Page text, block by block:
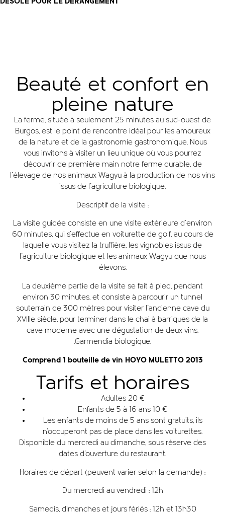
Beauté et confort en
pleine nature
La ferme, située à seulement 25 minutes au sud-ouest de
Burgos, est le point de rencontre idéal pour les amoureux
de la nature et de la gastronomie gastronomique. Nous
vous invitons à visiter un lieu unique où vous pourrez
découvrir de première main notre ferme durable, de
l'élevage de nos animaux Wagyu à la production de nos vins
issus de l'agriculture biologique.
Descriptif de la visite :
La visite guidée consiste en une visite extérieure d'environ
60 minutes, qui s'effectue en voiturette de golf, au cours de
laquelle vous visitez la truffière, les vignobles issus de
l'agriculture biologique et les animaux Wagyu que nous
élevons.
La deuxième partie de la visite se fait à pied, pendant
environ 30 minutes, et consiste à parcourir un tunnel
souterrain de 300 mètres pour visiter l'ancienne cave du
XVIIIe siècle, pour terminer dans le chai à barriques de la
cave moderne avec une dégustation de deux vins.
.Garmendia biologique.
Comprend 1 bouteille de vin HOYO MULETTO 2013
Tarifs et horaires
Adultes 20 €
Enfants de 5 à 16 ans 10 €
Les enfants de moins de 5 ans sont gratuits, ils
n'occuperont pas de place dans les voiturettes.
Disponible du mercredi au dimanche, sous réserve des
dates d'ouverture du restaurant.
Horaires de départ (peuvent varier selon la demande) :
Du mercredi au vendredi : 12h
Samedis, dimanches et jours fériés : 12h et 13h30